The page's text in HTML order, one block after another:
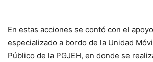
En estas acciones se contó con el
especializado a bordo de la Unidad
Público de la PGJEH, en donde se